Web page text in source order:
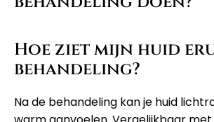
Hoe ziet mijn huid
behandeling?
Na de behandeling kan je huid